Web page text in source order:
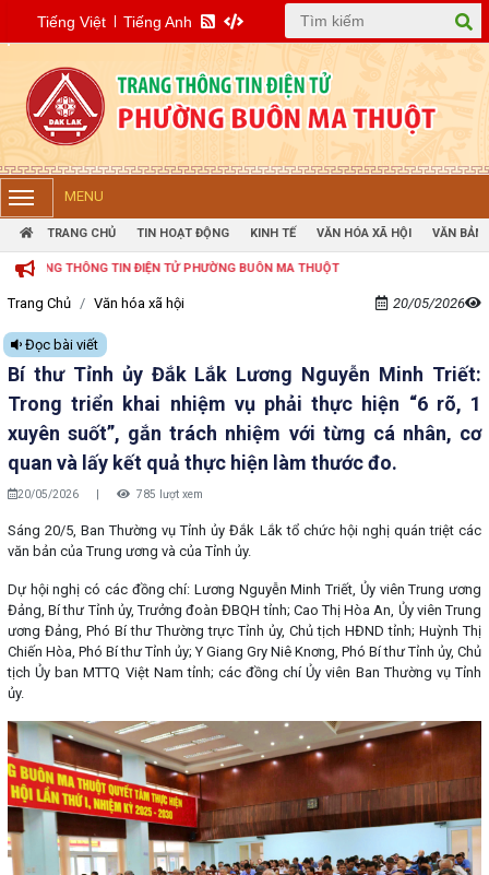
Tiếng Việt Tiếng Anh
MENU
TRANG CHỦ TIN HOẠT ĐỘNG KINH TẾ VĂN HÓA XÃ HỘI VĂN BẢN
TIN ĐIỆN TỬ PHƯỜNG BUÔN MA THUỘT
Trang Chủ Văn hóa xã hội 20/05/2026
Đọc bài viết
Bí thư Tỉnh ủy Đắk Lắk Lương Nguyễn Minh Triết:
Trong triển khai nhiệm vụ phải thực hiện “6 rõ, 1
xuyên suốt”, gắn trách nhiệm với từng cá nhân, cơ
quan và lấy kết quả thực hiện làm thước đo.
20/05/2026 | 785 lượt xem
Sáng 20/5, Ban Thường vụ Tỉnh ủy Đắk Lắk tổ chức hội nghị quán triệt các
văn bản của Trung ương và của Tỉnh ủy.
Dự hội nghị có các đồng chí: Lương Nguyễn Minh Triết, Ủy viên Trung ương
Đảng, Bí thư Tỉnh ủy, Trưởng đoàn ĐBQH tỉnh; Cao Thị Hòa An, Ủy viên Trung
ương Đảng, Phó Bí thư Thường trực Tỉnh ủy, Chủ tịch HĐND tỉnh; Huỳnh Thị
Chiến Hòa, Phó Bí thư Tỉnh ủy; Y Giang Gry Niê Knơng, Phó Bí thư Tỉnh ủy, Chủ
tịch Ủy ban MTTQ Việt Nam tỉnh; các đồng chí Ủy viên Ban Thường vụ Tỉnh
ủy.